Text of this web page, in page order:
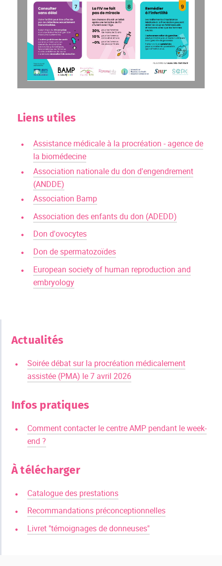
Liens utiles
Assistance médicale à la procréation - agence de
la biomédecine
Association nationale du don d'engendrement
(ANDDE)
Association Bamp
Association des enfants du don (ADEDD)
Don d'ovocytes
Don de spermatozoïdes
European society of human reproduction and
embryology
Actualités
Soirée débat sur la procréation médicalement
assistée (PMA) le 7 avril 2026
Infos pratiques
Comment contacter le centre AMP pendant le week-
end ?
À télécharger
Catalogue des prestations
Recommandations préconceptionnelles
Livret "témoignages de donneuses"